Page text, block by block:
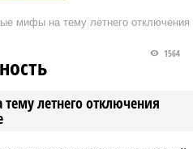
мифы на тему летнего отключения
летнего отключения
1564